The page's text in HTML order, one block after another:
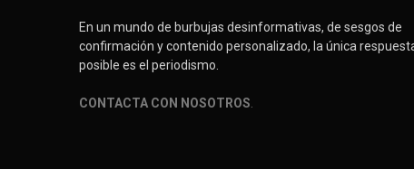
En un mundo de burbujas desinformativas, de sesgos de
confirmación y contenido personalizado, la única
posible es el periodismo.
CONTACTA CON NOSOTROS